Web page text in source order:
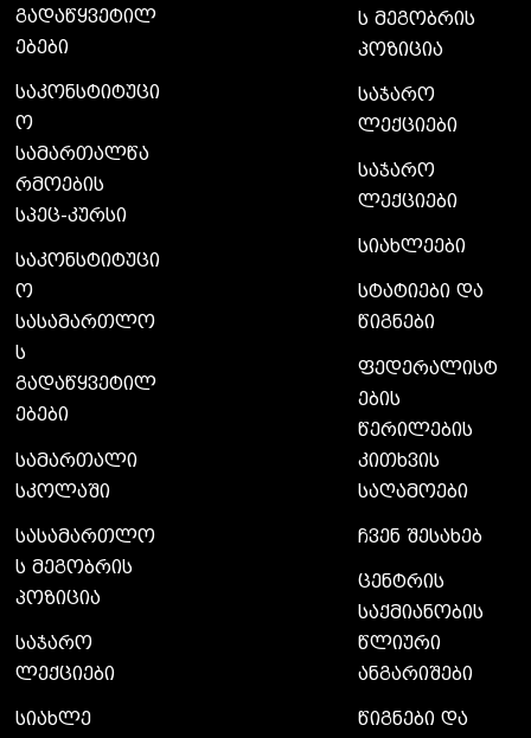
გადაწყვეტილ
ებები
საკონსტიტუცი
ო
სამართალწა
რმოების
სპეც-კურსი
საკონსტიტუცი
ო
სასამართლო
ს
გადაწყვეტილ
ებები
სამართალი
სკოლაში
სასამართლო
ს მეგობრის
პოზიცია
საჯარო
ლექციები
სიახლე
ს მეგობრის
პოზიცია
საჯარო
ლექციები
საჯარო
ლექციები
სიახლეები
სტატიები და
წიგნები
ფედერალისტ
ების
წერილების
კითხვის
საღამოები
ჩვენ შესახებ
ცენტრის
საქმიანობის
წლიური
ანგარიშები
წიგნები და